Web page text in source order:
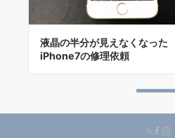
液晶の半分が見えなくなった
iPhone7の修理依頼